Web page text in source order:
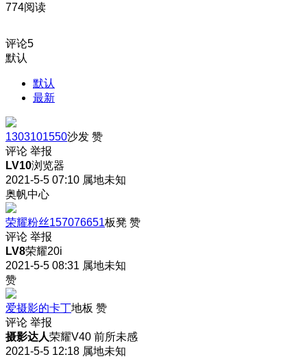
774阅读
评论5
默认
默认
最新
1303101550沙发 赞
评论 举报
LV10浏览器
2021-5-5 07:10 属地未知
奥帆中心
荣耀粉丝157076651板凳 赞
评论 举报
LV8荣耀20i
2021-5-5 08:31 属地未知
赞
爱摄影的卡丁地板 赞
评论 举报
摄影达人荣耀V40 前所未感
2021-5-5 12:18 属地未知